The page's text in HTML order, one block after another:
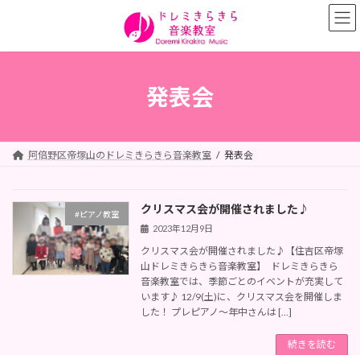
ン
ー
発表会
阿倍野区帝塚山のドレミきらきら音楽教室 発表会
#ピアノ教室 クリスマス会が開催されました♪
2023年12月9日
クリスマス会が開催されました♪【住吉区帝塚
山ドレミきらきら音楽教室】 ドレミきらきら
音楽教室では、季節ごとのイベントが充実して
います♪ 12/9(土)に、クリスマス会を開催しま
した！ プレピアノ～年中さんは […]
続きを読む